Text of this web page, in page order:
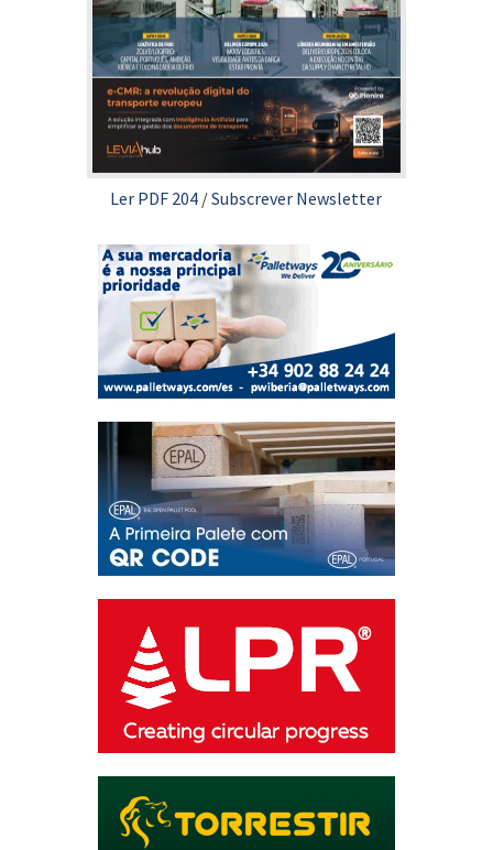
Ler PDF 204 /Subscrever Newsletter